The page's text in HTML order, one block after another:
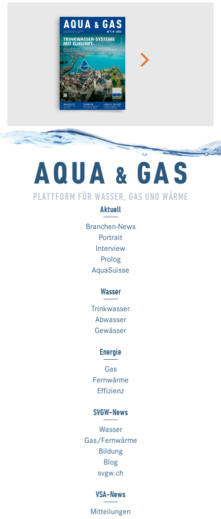
PLATTFORM FÜR WASSER, GAS UND WÄRME
Aktuell
Branchen-News
Portrait
Interview
Prolog
AquaSuisse
Wasser
Trinkwasser
Abwasser
Gewässer
Energie
Gas
Fernwärme
Effizienz
SVGW-News
Wasser
Gas/Fernwärme
Bildung
Blog
svgw.ch
VSA-News
Mitteilungen